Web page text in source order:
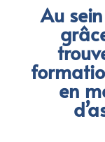
Au
en